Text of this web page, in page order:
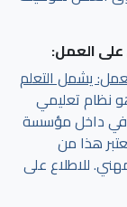
يشمل التعلم
نظام تعليمي
ة في داخل مؤسسة
هذا من
للاطلاع على